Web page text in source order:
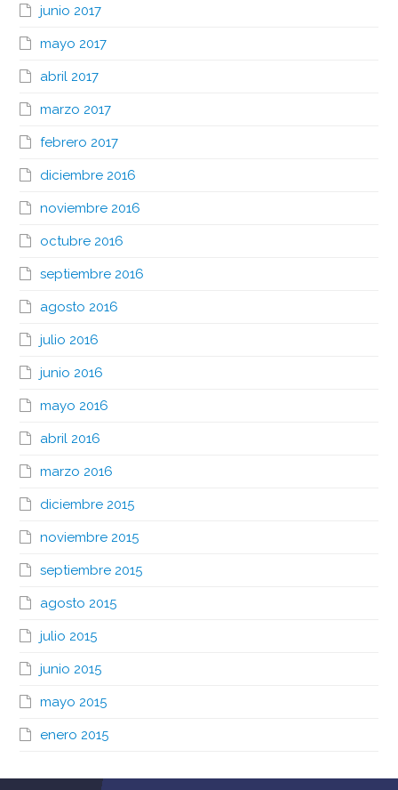
junio 2017
mayo 2017
abril 2017
marzo 2017
febrero 2017
diciembre 2016
noviembre 2016
octubre 2016
septiembre 2016
agosto 2016
julio 2016
junio 2016
mayo 2016
abril 2016
marzo 2016
diciembre 2015
noviembre 2015
septiembre 2015
agosto 2015
julio 2015
junio 2015
mayo 2015
enero 2015